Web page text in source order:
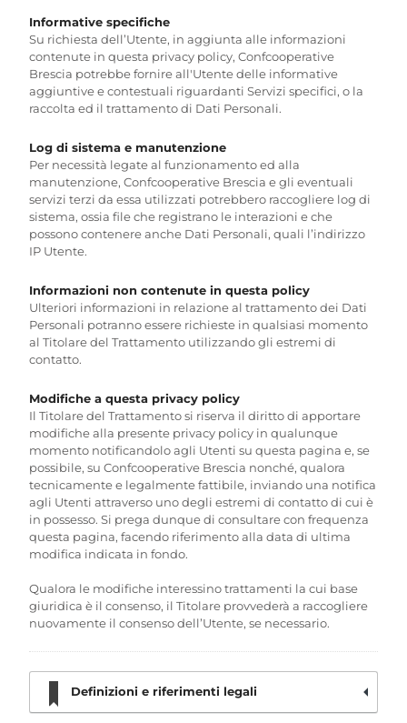
Informative specifiche
Su richiesta dell’Utente, in aggiunta alle informazioni
contenute in questa privacy policy, Confcooperative
Brescia potrebbe fornire all'Utente delle informative
aggiuntive e contestuali riguardanti Servizi specifici, o la
raccolta ed il trattamento di Dati Personali.
Log di sistema e manutenzione
Per necessità legate al funzionamento ed alla
manutenzione, Confcooperative Brescia e gli eventuali
servizi terzi da essa utilizzati potrebbero raccogliere log di
sistema, ossia file che registrano le interazioni e che
possono contenere anche Dati Personali, quali l’indirizzo
IP Utente.
Informazioni non contenute in questa policy
Ulteriori informazioni in relazione al trattamento dei Dati
Personali potranno essere richieste in qualsiasi momento
al Titolare del Trattamento utilizzando gli estremi di
contatto.
Modifiche a questa privacy policy
Il Titolare del Trattamento si riserva il diritto di apportare
modifiche alla presente privacy policy in qualunque
momento notificandolo agli Utenti su questa pagina e, se
possibile, su Confcooperative Brescia nonché, qualora
tecnicamente e legalmente fattibile, inviando una notifica
agli Utenti attraverso uno degli estremi di contatto di cui è
in possesso. Si prega dunque di consultare con frequenza
questa pagina, facendo riferimento alla data di ultima
modifica indicata in fondo.
Qualora le modifiche interessino trattamenti la cui base
giuridica è il consenso, il Titolare provvederà a raccogliere
nuovamente il consenso dell’Utente, se necessario.
Definizioni e riferimenti legali